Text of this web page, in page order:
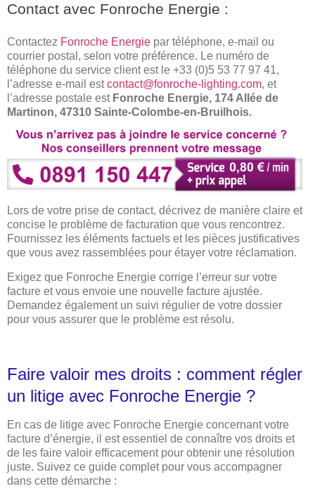
Contact avec Fonroche Energie :
Contactez Fonroche Energie par téléphone, e-mail ou
courrier postal, selon votre préférence. Le numéro de
téléphone du service client est le +33 (0)5 53 77 97 41,
l’adresse e-mail estcontact@fonroche-lighting.com, et
l’adresse postale est Fonroche Energie, 174 Allée de
Martinon, 47310 Sainte-Colombe-en-Bruilhois.
Lors de votre prise de contact, décrivez de manière claire et
concise le problème de facturation que vous rencontrez.
Fournissez les éléments factuels et les pièces justificatives
que vous avez rassemblées pour étayer votre réclamation.
Exigez que Fonroche Energie corrige l’erreur sur votre
facture et vous envoie une nouvelle facture ajustée.
Demandez également un suivi régulier de votre dossier
pour vous assurer que le problème est résolu.
Faire valoir mes droits : comment régler
un litige avec Fonroche Energie ?
En cas de litige avec Fonroche Energie concernant votre
facture d’énergie, il est essentiel de connaître vos droits et
de les faire valoir efficacement pour obtenir une résolution
juste. Suivez ce guide complet pour vous accompagner
dans cette démarche :